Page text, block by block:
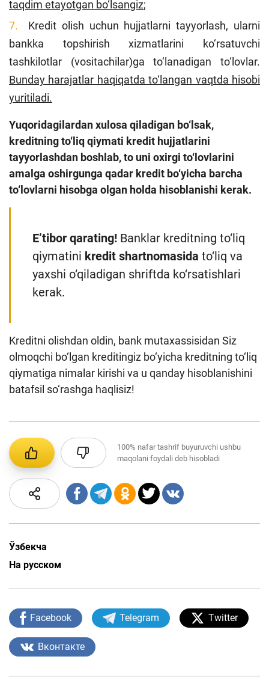
taqdim etayotgan bo‘lsangiz;
Kredit olish uchun hujjatlarni tayyorlash, ularni
bankka topshirish xizmatlarini ko‘rsatuvchi
tashkilotlar (vositachilar)ga to‘lanadigan to‘lovlar.
Bunday harajatlar haqiqatda to‘langan vaqtda hisobi
yuritiladi.
Yuqoridagilardan xulosa qiladigan bo‘lsak,
kreditning to‘liq qiymati kredit hujjatlarini
tayyorlashdan boshlab, to uni oxirgi to‘lovlarini
amalga oshirgunga qadar kredit bo‘yicha barcha
to‘lovlarni hisobga olgan holda hisoblanishi kerak.
E’tibor qarating! Banklar kreditning to‘liq
qiymatini kredit shartnomasida to‘liq va
yaxshi o‘qiladigan shriftda ko‘rsatishlari
kerak.
Kreditni olishdan oldin, bank mutaxassisidan Siz
olmoqchi bo‘lgan kreditingiz bo‘yicha kreditning to‘liq
qiymatiga nimalar kirishi va u qanday hisoblanishini
batafsil so‘rashga haqlisiz!
100% nafar tashrif buyuruvchi ushbu
maqolani foydali deb hisobladi
Ўзбекча
На русском
Facebook Telegram Twitter
Вконтакте